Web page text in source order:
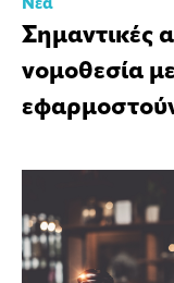
Νέα
Σημαντικές
νομοθεσία